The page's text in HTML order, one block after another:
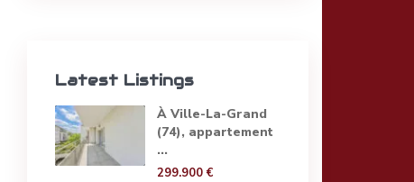
Latest Listings
À Ville-La-Grand
(74), appartement
...
299.900 €